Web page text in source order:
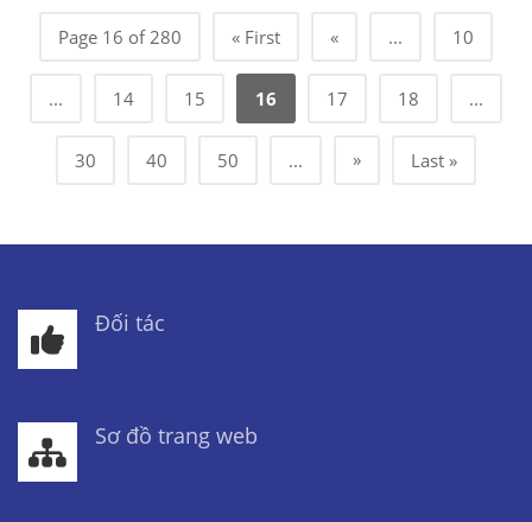
Page 16 of 280 « First « ... 10
... 14 15 16 17 18 ...
30 40 50 ... » Last »
Đối tác
Sơ đồ trang web